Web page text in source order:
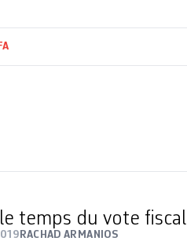
temps du vote fiscal
RACHAD ARMANIOS